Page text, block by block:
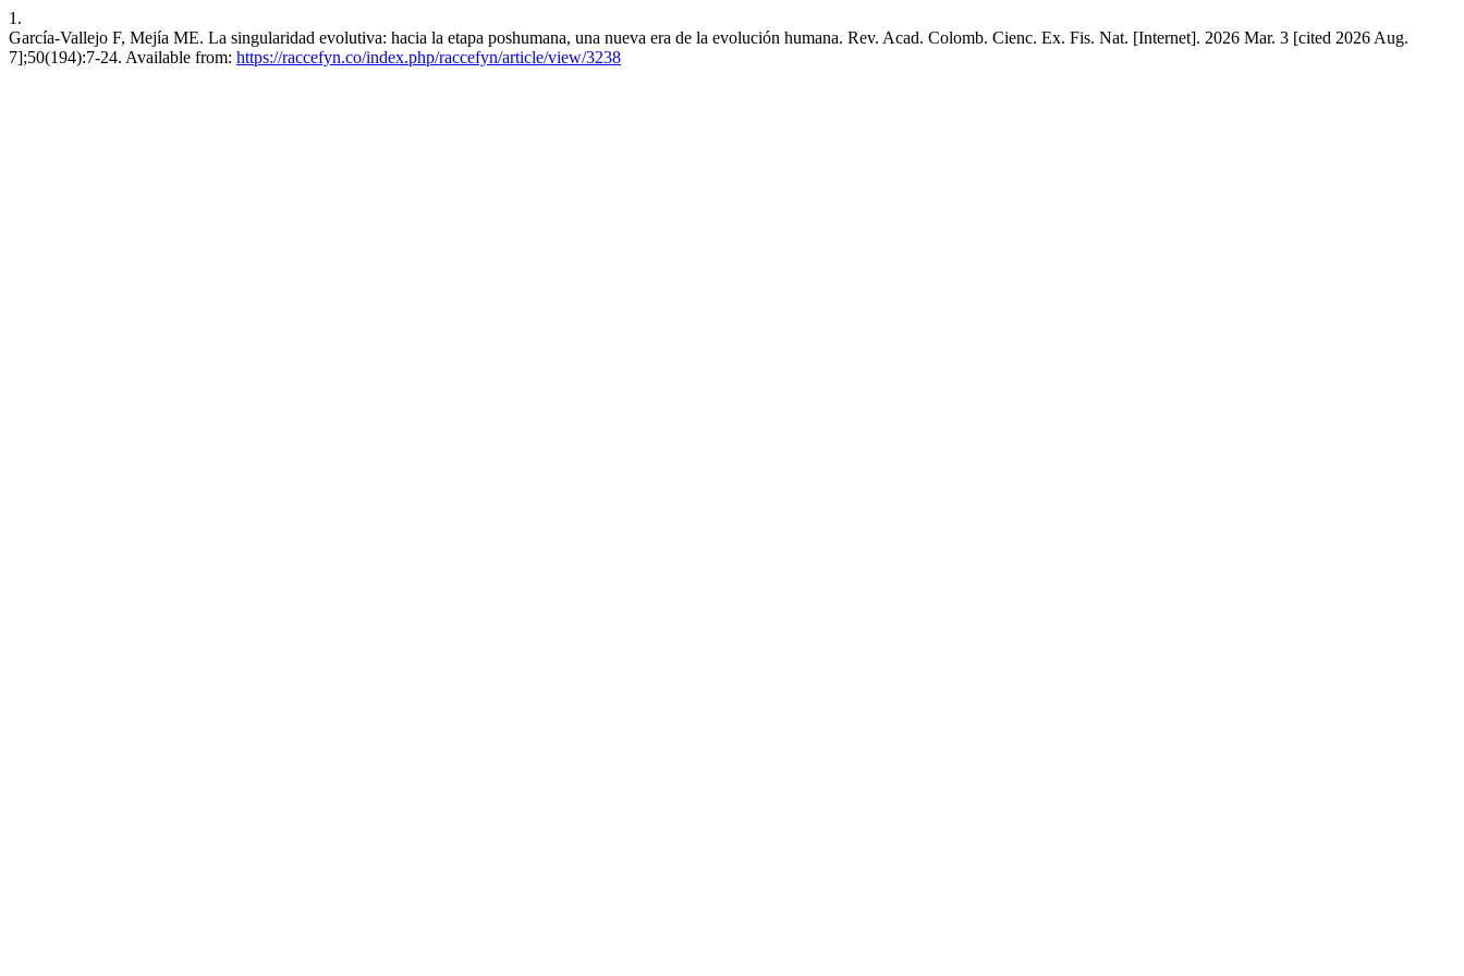
1.
García-Vallejo F, Mejía ME. La singularidad evolutiva: hacia la etapa poshumana, una nueva era de la evolución humana. Rev. Acad. Colomb. Cienc. Ex. Fis. Nat. [Internet]. 2026 Mar. 3 [cited 2026 Aug.
7];50(194):7-24. Available from: https://raccefyn.co/index.php/raccefyn/article/view/3238